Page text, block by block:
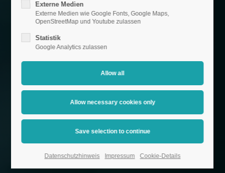
Externe Medien
Externe Medien wie Google Fonts, Google Maps,
OpenStreetMap und Youtube zulassen
Statistik
Google Analytics zulassen
Datenschutzhinweis Impressum Cookie-Details